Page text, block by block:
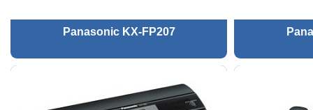
Panasonic KX-FP207